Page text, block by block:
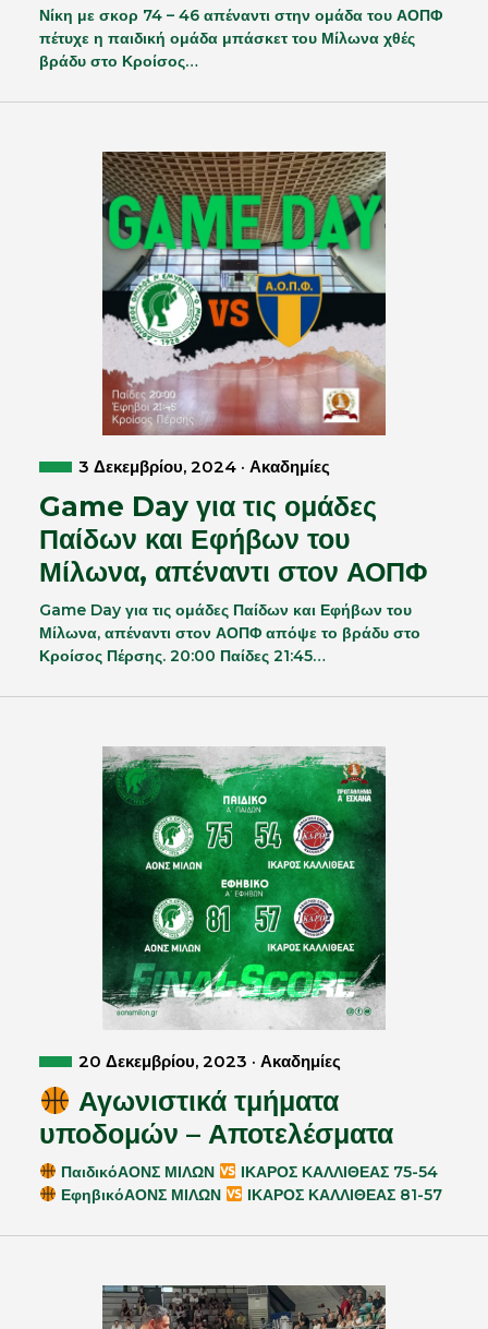
Νίκη με σκορ 74 – 46 απέναντι στην ομάδα του ΑΟΠΦ
πέτυχε η παιδική ομάδα μπάσκετ του Μίλωνα χθές
βράδυ στο Κροίσος…
3 Δεκεμβρίου, 2024 · Ακαδημίες
Game Day για τις ομάδες
Παίδων και Εφήβων του
Μίλωνα, απέναντι στον ΑΟΠΦ
Game Day για τις ομάδες Παίδων και Εφήβων του
Μίλωνα, απέναντι στον ΑΟΠΦ απόψε το βράδυ στο
Κροίσος Πέρσης. 20:00 Παίδες 21:45…
20 Δεκεμβρίου, 2023 · Ακαδημίες
Αγωνιστικά τμήματα
υποδομών – Αποτελέσματα
ΠαιδικόΑΟΝΣ ΜΙΛΩΝ
ΙΚΑΡΟΣ ΚΑΛΛΙΘΕΑΣ 75-54
ΕφηβικόΑΟΝΣ ΜΙΛΩΝ
ΙΚΑΡΟΣ ΚΑΛΛΙΘΕΑΣ 81-57